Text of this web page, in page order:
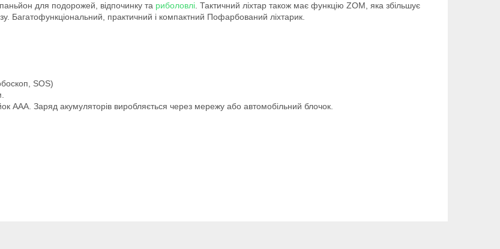
для подорожей, відпочинку та риболовлі. Тактичний ліхтар також має функцію ZOM, яка збільшує
Багатофункціональний, практичний і компактний Пофарбований ліхтарик.
SOS)
ААА. Заряд акумуляторів виробляється через мережу або автомобільний блочок.